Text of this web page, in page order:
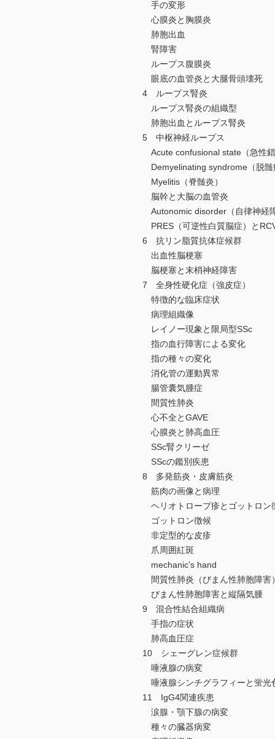
手の変形
心膜炎と胸膜炎
肺胞出血
腎障害
ループス腹膜炎
眼底の血管炎と大腿骨頭壊死
4 ループス腎炎
ループス腎炎の組織型
肺胞出血とループス腎炎
5 中枢神経ループス
Acute confusional state（急性錯
Demyelinating syndrome（脱髄
Myelitis（脊髄炎）
脳幹と大脳の血管炎
Autonomic disorder（自律神経障
PRES（可逆性白質脳症）と
6 抗リン脂質抗体症候群
出血性脳梗塞
脳梗塞と末梢神経障害
7 全身性硬化症（強皮症）
特徴的な臨床症状
病理組織像
レイノー現象と限局型SSc
指の血行障害による変化
指の種々の変化
消化管の運動異常
腸管囊気腫症
間質性肺炎
心不全とGAVE
心膜炎と肺高血圧
SSc腎クリーゼ
SScの鑑別疾患
8 多発筋炎・皮膚筋炎
筋肉の画像と病理
ヘリオトロープ疹とゴットロン
ゴットロン徴候
非定型的な皮疹
爪周囲紅斑
mechanic's hand
間質性肺炎（びまん性肺胞障害）
びまん性肺胞障害と縦隔気腫
9 混合性結合組織病
手指の症状
肺高血圧症
10 シェーグレン症候群
唾液腺の病変
唾液腺シンチグラフィーと蛍光
11 IgG4関連疾患
涙腺・顎下腺の病変
種々の臓器病変